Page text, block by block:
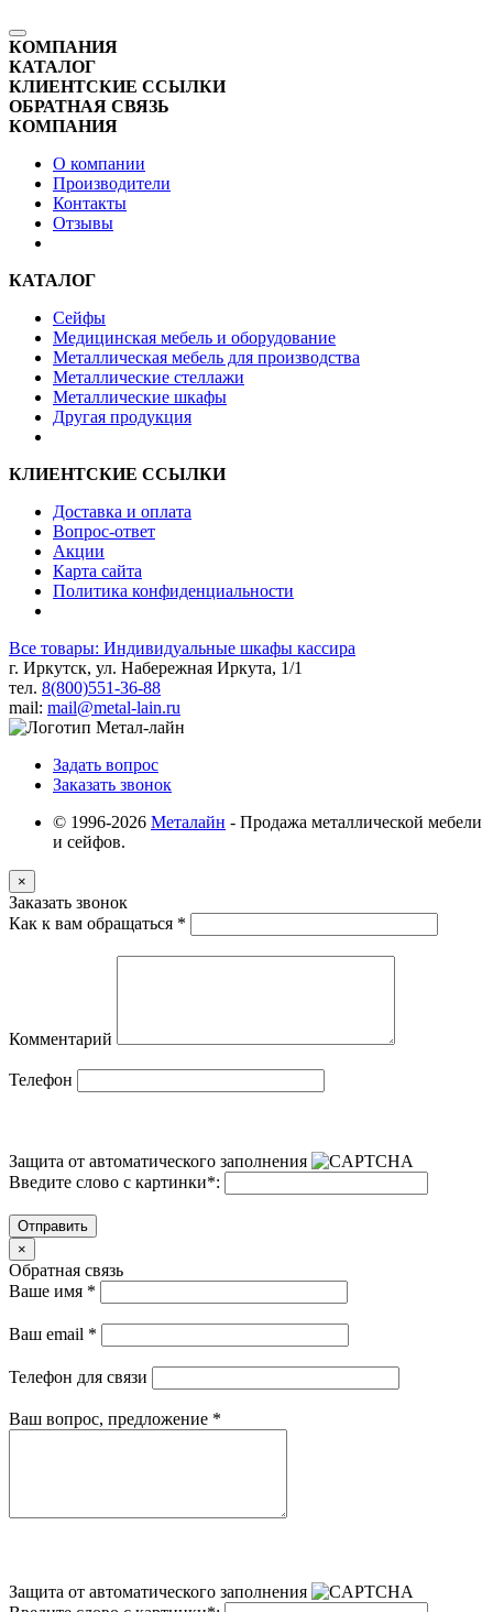
КОМПАНИЯ
КАТАЛОГ
КЛИЕНТСКИЕ ССЫЛКИ
ОБРАТНАЯ СВЯЗЬ
КОМПАНИЯ
О компании
Производители
Контакты
Отзывы
КАТАЛОГ
Сейфы
Медицинская мебель и оборудование
Металлическая мебель для производства
Металлические стеллажи
Металлические шкафы
Другая продукция
КЛИЕНТСКИЕ ССЫЛКИ
Доставка и оплата
Вопрос-ответ
Акции
Карта сайта
Политика конфиденциальности
Все товары: Индивидуальные шкафы кассира
г. Иркутск, ул. Набережная Иркута, 1/1
тел. 8(800)551-36-88
mail: mail@metal-lain.ru
Задать вопрос
Заказать звонок
© 1996-2026 Металайн - Продажа металлической мебели
и сейфов.
×
Заказать звонок
Как к вам обращаться *
Комментарий
Телефон
Защита от автоматического заполнения
Введите слово с картинки*:
Отправить
×
Обратная связь
Ваше имя *
Ваш email *
Телефон для связи
Ваш вопрос, предложение *
Защита от автоматического заполнения